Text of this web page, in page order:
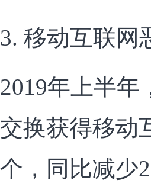
3. 移动互联网
2019年上半年
交换获得移动
个，同比减少